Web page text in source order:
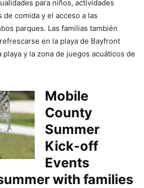
para niños, actividades
de comida y el acceso a las
parques. Las familias también
en la playa de Bayfront
playa y la zona de juegos acuáticos de
Mobile
County
Summer
Kick-off
Events
with families